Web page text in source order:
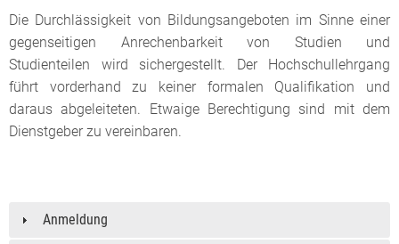
Die Durchlässigkeit von Bildungsangeboten im Sinne einer
gegenseitigen Anrechenbarkeit von Studien und
Studienteilen wird sichergestellt. Der Hochschullehrgang
führt vorderhand zu keiner formalen Qualifikation und
daraus abgeleiteten. Etwaige Berechtigung sind mit dem
Dienstgeber zu vereinbaren.
Anmeldung